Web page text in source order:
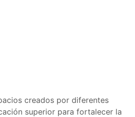
creados por diferentes
superior para fortalecer la